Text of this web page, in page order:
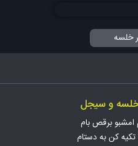
خلسه
و سیجل
امشبو برقص بام
کن به دستام